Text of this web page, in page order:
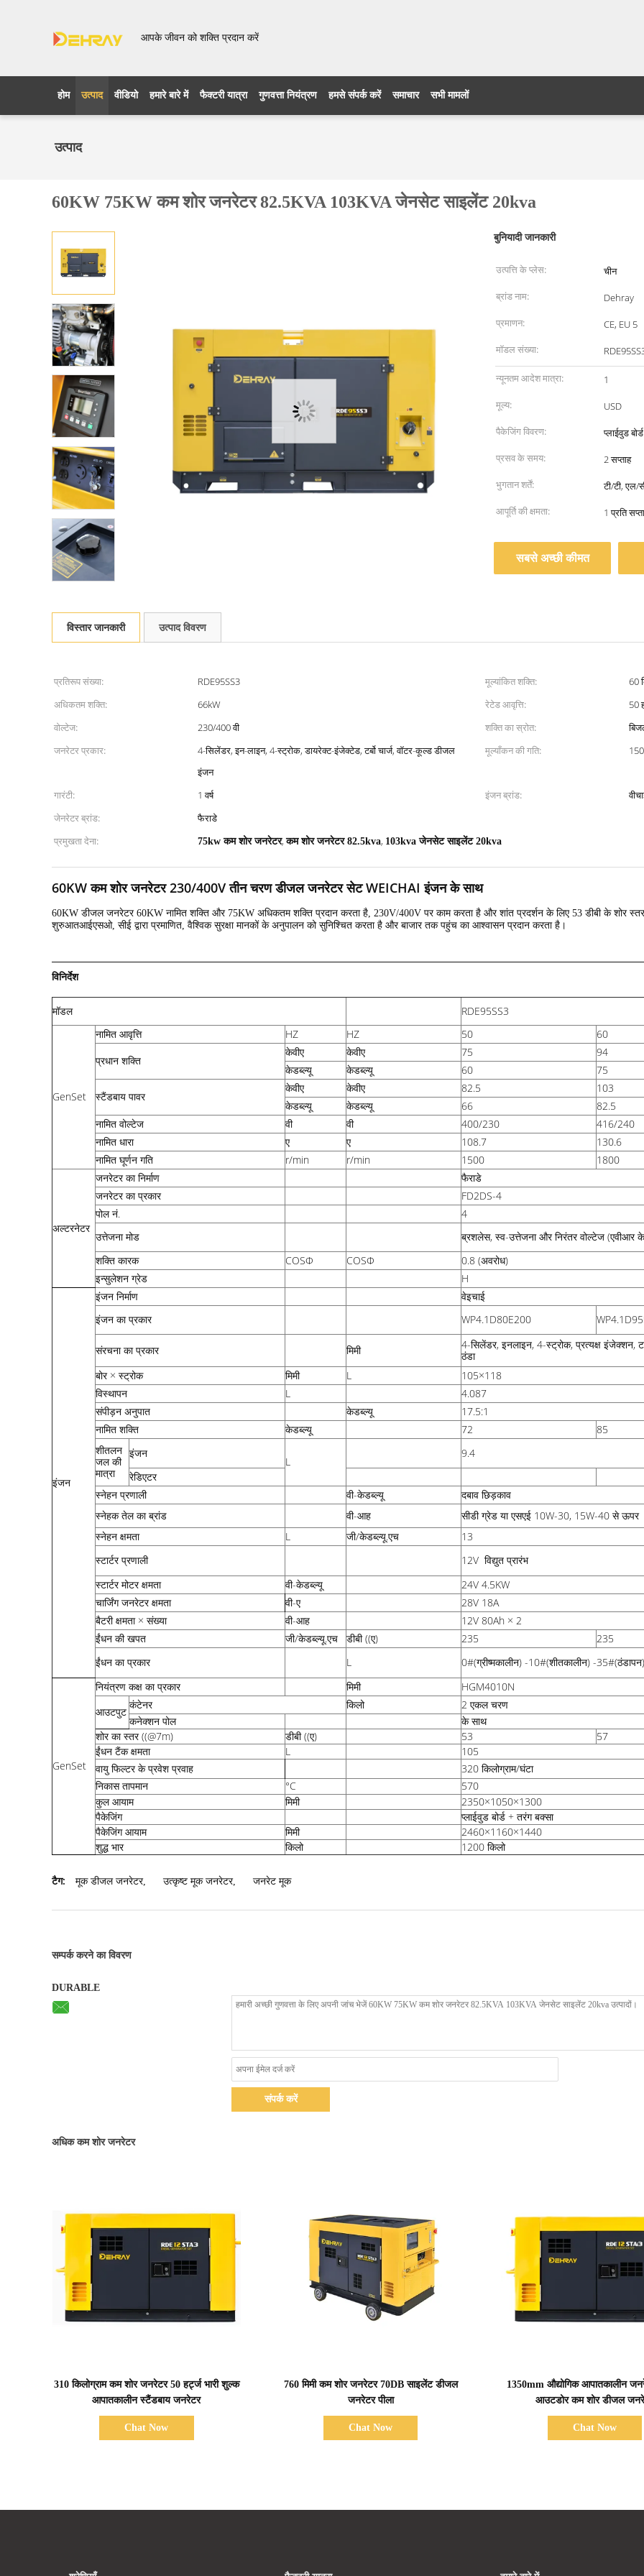
आपके जीवन को शक्ति प्रदान करें
होम उत्पाद वीडियो हमारे बारे में फैक्टरी यात्रा गुणवत्ता नियंत्रण हमसे संपर्क करें समाचार सभी मामलों
उत्पाद
60KW 75KW कम शोर जनरेटर 82.5KVA 103KVA जेनसेट साइलेंट 20kva
बुनियादी जानकारी
उत्पत्ति के प्लेस:
चीन
ब्रांड नाम:
Dehray
प्रमाणन:
CE, EU 5
मॉडल संख्या:
न्यूनतम आदेश मात्रा:
1
मूल्य:
USD
पैकेजिंग विवरण:
प्लाईवुड
प्रसव के समय:
2 सप्ताह
भुगतान शर्तें:
टी/टी, एल/
आपूर्ति की क्षमता:
1 प्रति
सबसे अच्छी कीमत
विस्तार जानकारी उत्पाद विवरण
प्रतिरूप संख्या: RDE95SS3 मूल्यांकित शक्ति:
60
अधिकतम शक्ति:
66kW रेटेड आवृत्ति:
50
वोल्टेज:
230/400 वी शक्ति का स्रोत:
जनरेटर प्रकार:
4-सिलेंडर, इन-लाइन, 4-स्ट्रोक, डायरेक्ट-इंजेक्टेड, टर्बो चार्ज, वॉटर-कूल्ड डीजल
इंजन
मूल्याँकन की गति:
गारंटी: 1 वर्ष इंजन ब्रांड:
जेनरेटर ब्रांड:
फैराडे
प्रमुखता देना:
75kw कम शोर जनरेटर,कम शोर जनरेटर 82.5kva, 103kva जेनसेट साइलेंट 20kva
60KW कम शोर जनरेटर 230/400V तीन चरण डीजल जनरेटर सेट WEICHAI इंजन के साथ
60KW डीजल जनरेटर 60KW नामित शक्ति और 75KW अधिकतम शक्ति प्रदान करता है, 230V/400V पर काम करता है और शांत प्रदर्शन के लिए 53 डीबी के शोर
शुरुआतआईएसओ, सीई द्वारा प्रमाणित, वैश्विक सुरक्षा मानकों के अनुपालन को सुनिश्चित करता है और बाजार तक पहुंच का आश्वासन प्रदान करता है।
विनिर्देश
मॉडल RDE95SS3
GenSet
नामित आवृत्ति HZ HZ 50
60
प्रधान शक्ति
केवीए केवीए 75
94
केडब्ल्यू
केडब्ल्यू 60
75
स्टैंडबाय पावर
केवीए केवीए 82.5
103
केडब्ल्यू
केडब्ल्यू 66
82.5
नामित वोल्टेज
वी वी 400/230
416/240
नामित धारा
ए ए 108.7
130.6
नामित घूर्णन गति
r/min r/min 1500 1800
अल्टरनेटर
जनरेटर का निर्माण
फैराडे
जनरेटर का प्रकार
FD2DS-4
पोल नं.
4
उत्तेजना मोड
ब्रशलेस, स्व-उत्तेजना और निरंतर वोल्टेज (एवीआर
शक्ति कारक
COSΦ COSΦ
0.8 (अवरोध)
इन्सुलेशन ग्रेड
H
इंजन
इंजन निर्माण
वेइचाई
इंजन का प्रकार
WP4.1D80E200
संरचना का प्रकार मिमी
4-सिलेंडर, इनलाइन, 4-स्ट्रोक, प्रत्यक्ष इंजेक्शन,
ठंडा
बोर × स्ट्रोक
मिमी L
105×118
विस्थापन
L
4.087
संपीड़न अनुपात
केडब्ल्यू
17.5:1
नामित शक्ति
केडब्ल्यू 72
85
शीतलन
जल की
मात्रा
इंजन
L
9.4
रेडिएटर
स्नेहन प्रणाली
वी-केडब्ल्यू
दबाव छिड़काव
स्नेहक तेल का ब्रांड
वी-आह
सीडी ग्रेड या एसएई 10W-30, 15W-40 से ऊपर
स्नेहन क्षमता
L जी/केडब्ल्यू.एच
13
स्टार्टर प्रणाली
12V विद्युत प्रारंभ
स्टार्टर मोटर क्षमता
वी-केडब्ल्यू
24V 4.5KW
चार्जिंग जनरेटर क्षमता
वी-ए
28V 18A
बैटरी क्षमता × संख्या
वी-आह
12V 80Ah × 2
ईंधन की खपत
जी/केडब्ल्यू.एच डीबी ((ए) 235
235
ईंधन का प्रकार
L 0#(ग्रीष्मकालीन) -10#(शीतकालीन) -
GenSet
नियंत्रण कक्ष का प्रकार मिमी
HGM4010N
आउटपुट
कंटेनर किलो
2 एकल चरण
कनेक्शन पोल
के साथ
शोर का स्तर ((@7m)
डीबी ((ए) 53
57
ईंधन टैंक क्षमता
L
105
वायु फिल्टर के प्रवेश प्रवाह
320 किलोग्राम/घंटा
निकास तापमान
°C
570
कुल आयाम
मिमी
2350×1050×1300
पैकेजिंग
प्लाईवुड बोर्ड + तरंग बक्सा
पैकेजिंग आयाम
मिमी
2460×1160×1440
शुद्ध भार
किलो 1200 किलो
टैग: मूक डीजल जनरेटर, उत्कृष्ट मूक जनरेटर, जनरेट मूक
सम्पर्क करने का विवरण
DURABLE
संपर्क करें
अधिक कम शोर जनरेटर
प्रदर्शन का विवरण
310 किलोग्राम कम शोर जनरेटर 50 हर्ट्ज भारी शुल्क
आपातकालीन स्टैंडबाय जनरेटर
Chat Now
प्रदर्शन का विवरण
760 मिमी कम शोर जनरेटर 70DB साइलेंट डीजल
जनरेटर पीला
Chat Now
प्रदर्शन का विवरण
1350mm औद्योगिक आपातकालीन
आउटडोर कम शोर डीजल
Chat Now